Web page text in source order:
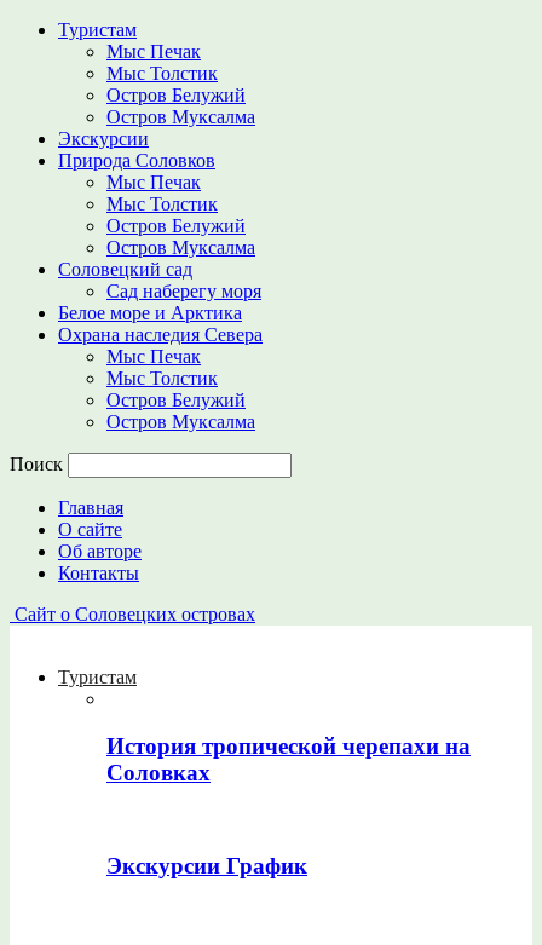
Туристам
Мыс Печак
Мыс Толстик
Остров Белужий
Остров Муксалма
Экскурсии
Природа Соловков
Мыс Печак
Мыс Толстик
Остров Белужий
Остров Муксалма
Соловецкий сад
Сад наберегу моря
Белое море и Арктика
Охрана наследия Севера
Мыс Печак
Мыс Толстик
Остров Белужий
Остров Муксалма
Поиск
Главная
О сайте
Об авторе
Контакты
Сайт о Соловецких островах
Туристам
История тропической черепахи на
Соловках
Экскурсии График